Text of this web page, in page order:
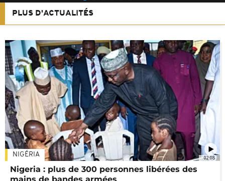
PLUS D'ACTUALITÉS
02:08
NIGÉRIA
Nigeria : plus de 300 personnes libérées des